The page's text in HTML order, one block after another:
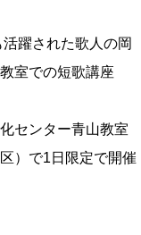
躍された歌人の岡
室での短歌講座
センター青山教室
）で1日限定で開催